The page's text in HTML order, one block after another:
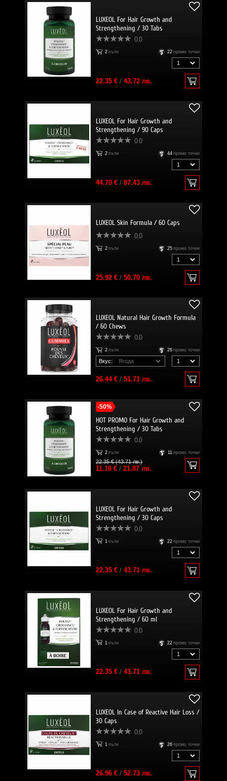
LUXEOL For Hair Growth and
Strengthening / 30 Tabs
0.0
2 пъти 22 промо точки
22.35 €/ 43.72 лв.
LUXEOL For Hair Growth and
Strengthening / 90 Caps
0.0
2 пъти 44 промо точки
44.70 €/ 87.43 лв.
LUXEOL Skin Formula / 60 Caps
0.0
2 пъти 25 промо точки
25.92 €/ 50.70 лв.
LUXEOL Natural Hair Growth Formula
/ 60 Chews
0.0
2 пъти 26 промо точки
Вкус:
26.44 €/ 51.71 лв.
-50%
HOT PROMO For Hair Growth and
Strengthening / 30 Tabs
0.0
2 пъти 11 промо точки
22.35 € (43.71 лв.)
11.18 €/ 21.87 лв.
LUXEOL For Hair Growth and
Strengthening / 30 Caps
0.0
1 пъти 22 промо точки
22.35 €/ 43.71 лв.
LUXEOL For Hair Growth and
Strengthening / 60 ml
0.0
1 пъти 22 промо точки
22.35 €/ 43.71 лв.
LUXEOL In Case of Reactive Hair Loss /
30 Caps
0.0
1 пъти 26 промо точки
26.96 €/ 52.73 лв.